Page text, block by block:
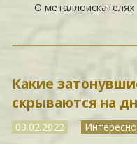
О металлоискателях
Какие
скрываются на
03.02.2022